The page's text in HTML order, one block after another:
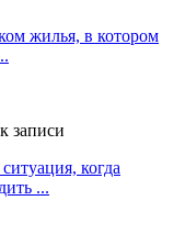
жилья, в котором
записи
когда
...